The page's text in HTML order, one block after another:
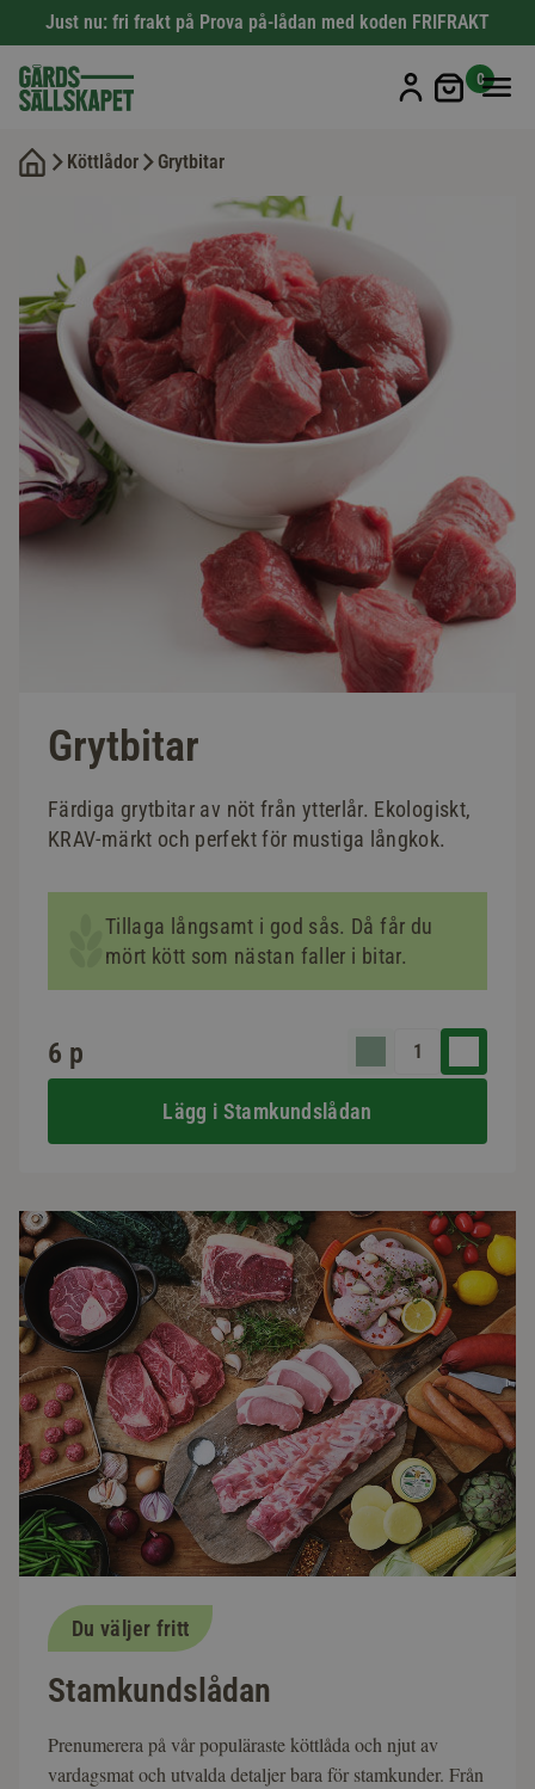
Just nu: fri frakt på Prova på-lådan med koden FRIFRAKT
Min
0
Köttlådor Grytbitar
Grytbitar
Färdiga grytbitar av nöt från ytterlår. Ekologiskt,
KRAV-märkt och perfekt för mustiga långkok.
Tillaga långsamt i god sås. Då får du
mört kött som nästan faller i bitar.
6 p
Lägg i Stamkundslådan
Du väljer fritt
Stamkundslådan
Prenumerera på vår populäraste köttlåda och njut av
vardagsmat och utvalda detaljer bara för stamkunder. Från